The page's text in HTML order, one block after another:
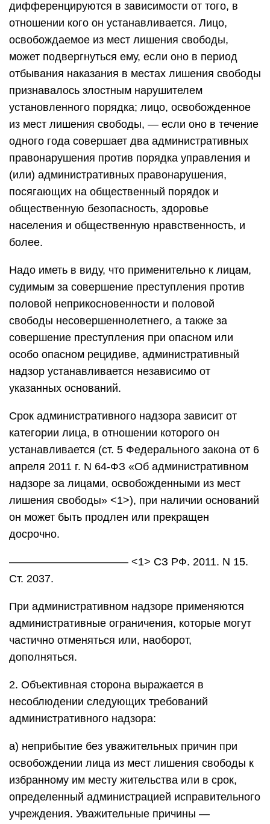
дифференцируются в зависимости от того, в
отношении кого он устанавливается. Лицо,
освобождаемое из мест лишения свободы,
может подвергнуться ему, если оно в период
отбывания наказания в местах лишения свободы
признавалось злостным нарушителем
установленного порядка; лицо, освобожденное
из мест лишения свободы, — если оно в течение
одного года совершает два административных
правонарушения против порядка управления и
(или) административных правонарушения,
посягающих на общественный порядок и
общественную безопасность, здоровье
населения и общественную нравственность, и
более.
Надо иметь в виду, что применительно к лицам,
судимым за совершение преступления против
половой неприкосновенности и половой
свободы несовершеннолетнего, а также за
совершение преступления при опасном или
особо опасном рецидиве, административный
надзор устанавливается независимо от
указанных оснований.
Срок административного надзора зависит от
категории лица, в отношении которого он
устанавливается (ст. 5 Федерального закона от 6
апреля 2011 г. N 64-ФЗ «Об административном
надзоре за лицами, освобожденными из мест
лишения свободы» <1>), при наличии оснований
он может быть продлен или прекращен
досрочно.
——————————— <1> СЗ РФ. 2011. N 15.
Ст. 2037.
При административном надзоре применяются
административные ограничения, которые могут
частично отменяться или, наоборот,
дополняться.
2. Объективная сторона выражается в
несоблюдении следующих требований
административного надзора:
а) неприбытие без уважительных причин при
освобождении лица из мест лишения свободы к
избранному им месту жительства или в срок,
определенный администрацией исправительного
учреждения. Уважительные причины —